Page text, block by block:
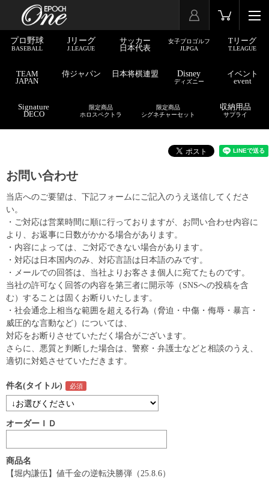
プロ野球
BASEBALL
Jリーグ
J.LEAGUE
サッカー
日本代表
女子プロゴルフ
JLPGA
Tリーグ
T.LEAGUE
TEAM
JAPAN
侍ジャパン 日本将棋連盟 Disney
ディズニー
イベント
event
Signature
DECO
限定商品
ホロスペクトラ
限定商品
シグネチャーセット
収納用品
サプライ
お問い合わせ
当店へのご要望は、下記フォームにご記入のうえ送信してくださ
い。
・ご対応は営業時間に順に行っておりますが、お問い合わせ内容に
より、お返事に日数がかかる場合があります。
・内容によっては、ご対応できない場合があります。
・対応は日本国内のみ、対応言語は日本語のみです。
・メールでの回答は、当社よりお客さま個人に宛てたものです。
当社の許可なく回答の内容を第三者に開示等（SNSへの投稿を含
む）することは固くお断りいたします。
・社会通念上相当な範囲を超える行為（脅迫・中傷・侮辱・暴言・
威圧的な言動など）については、
対応をお断りさせていただく場合がございます。
さらに、悪質と判断した場合は、警察・弁護士などと相談のうえ、
適切に対処させていただきます。
件名(タイトル)
オーダーＩＤ
商品名
【堀内謙伍】値千金の逆転決勝弾（25.8.6）